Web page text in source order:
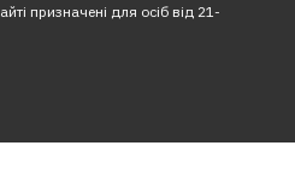
призначені для осіб від 21-